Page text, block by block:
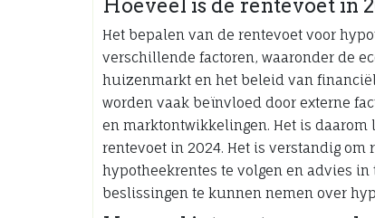
Hoeveel is de rentevoet in
Het bepalen van de rentevoet voor
verschillende factoren, waaronder de
huizenmarkt en het beleid van
worden vaak beïnvloed door externe
en marktontwikkelingen. Het is daarom
rentevoet in 2024. Het is verstandig
hypotheekrentes te volgen en advies
beslissingen te kunnen nemen over